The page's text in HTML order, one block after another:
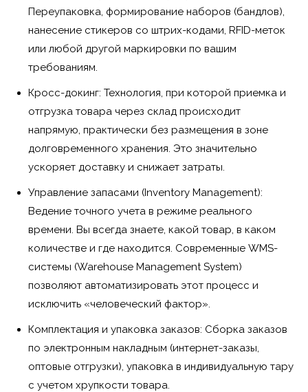
Переупаковка, формирование наборов (бандлов),
нанесение стикеров со штрих-кодами, RFID-меток
или любой другой маркировки по вашим
требованиям.
Кросс-докинг: Технология, при которой приемка и
отгрузка товара через склад происходит
напрямую, практически без размещения в зоне
долговременного хранения. Это значительно
ускоряет доставку и снижает затраты.
Управление запасами (Inventory Management):
Ведение точного учета в режиме реального
времени. Вы всегда знаете, какой товар, в каком
количестве и где находится. Современные WMS-
системы (Warehouse Management System)
позволяют автоматизировать этот процесс и
исключить «человеческий фактор».
Комплектация и упаковка заказов: Сборка заказов
по электронным накладным (интернет-заказы,
оптовые отгрузки), упаковка в индивидуальную тару
с учетом хрупкости товара.